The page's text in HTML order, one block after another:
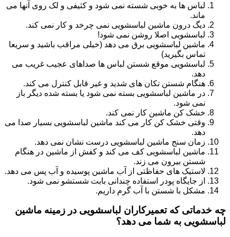
لباس ها به خوبی شسته نمی شود و کثیفی و لک روی آنها می
ماند.
دیگ درون ماشین لباسشویی نمی چرخد و کار نمی کند.
لباسشویی اصلا روشن نمی شود!
ماشین لباسشویی برق می دهد (خیلی مراقب باشید و سریعا
تماس بگیرید)
لباسشویی موقع شستن لباس ها صداهای عجیب غریب می
دهد.
هنگام شستن تکان های شدید و غیر قابل کنترل می کند.
در ماشین لباسشویی بسته نمی شود یا بسته شده دیگر باز
نمی شود.
خشک کن ماشین کار نمی کند.
وقتی خشک کن کار می کند ماشین لباسشویی بسیار صدا می
دهد.
زمان سنج ماشین لباسشویی درست نشان نمی دهد.
ماشین لباسشویی کف می کند و کفش از ماشین در هنگام
شستن بیرون می زند.
لاستیک های حفاظتی از آب ماشین پوسیده و آب پس می دهد.
از جایگاه پودر استفاده چندانی بابت شستشو نمی شود.
مشکل با شستن با آب گرم داریم.
چه خدماتی که تعمیرکاران لباسشویی در زمینه ماشین
لباسشویی به شما می دهد؟